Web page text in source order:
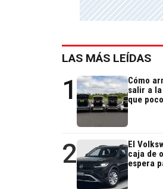
LAS MÁS LEÍDAS
1
Cómo
salir a
que
2
El
caja de
espera